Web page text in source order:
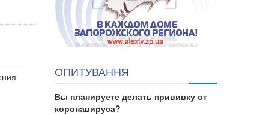
ОПИТУВАННЯ
Вы планируете делать прививку от
коронавируса?